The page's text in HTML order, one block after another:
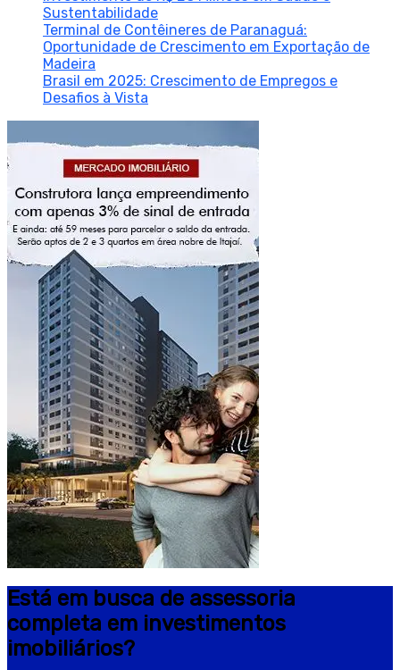
Sustentabilidade
Terminal de Contêineres de Paranaguá:
Oportunidade de Crescimento em Exportação de
Madeira
Brasil em 2025: Crescimento de Empregos e
Desafios à Vista
Está em busca de assessoria
completa em investimentos
imobiliários?